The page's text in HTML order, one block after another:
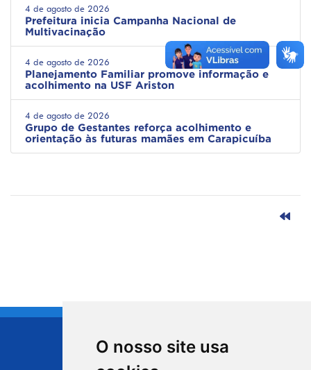
O nosso site usa
4 de agosto de 2026
Prefeitura inicia Campanha Nacional de
Multivacinação
4 de agosto de 2026
Planejamento Familiar promove informação e
acolhimento na USF Ariston
4 de agosto de 2026
Grupo de Gestantes reforça acolhimento e
orientação às futuras mamães em Carapicuíba
CIDADE DE